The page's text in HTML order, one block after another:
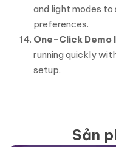
and light modes to
preferences.
One-Click Demo
running quickly
setup.
Sản